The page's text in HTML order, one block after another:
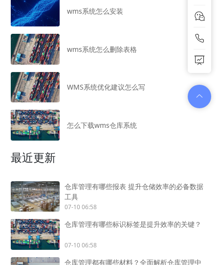
wms系统怎么安装
wms系统怎么删除表格
WMS系统优化建议怎么写
怎么下载wms仓库系统
最近更新
仓库管理有哪些报表 提升仓储效率的必备数据
工具
07-10 06:58
仓库管理有哪些标识标签是提升效率的关键？
07-10 06:58
仓库管理都有哪些材料？全面解析仓库管理中